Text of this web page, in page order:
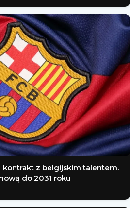
kontrakt z belgijskim talentem.
do 2031 roku